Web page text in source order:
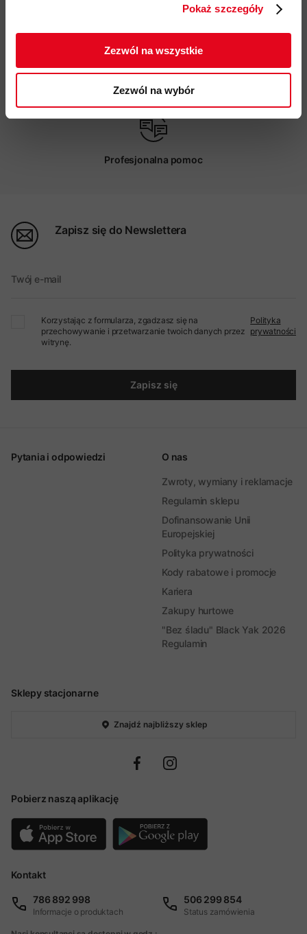
Pokaż szczegóły
Zezwól na wszystkie
Zezwól na wybór
Darmowa dostawa od 200 zł
Możliwy odbiór w sklepie
Profesjonalna pomoc
Zapisz się do Newslettera
Twój e-mail
Korzystając z formularza, zgadzasz się na
przechowywanie i przetwarzanie twoich danych przez
witrynę.
Polityka
prywatności
Zapisz się
Sklepy stacjonarne
Znajdź najbliższy sklep
Pobierz naszą aplikację
Pytania i odpowiedzi O nas
Zwroty, wymiany i reklamacje
Regulamin sklepu
Dofinansowanie Unii
Europejskiej
Polityka prywatności
Kody rabatowe i promocje
Kariera
Zakupy hurtowe
"Bez śladu" Black Yak 2026
Regulamin
Kontakt
786 892 998
Informacje o produktach
506 299 854
Status zamówienia